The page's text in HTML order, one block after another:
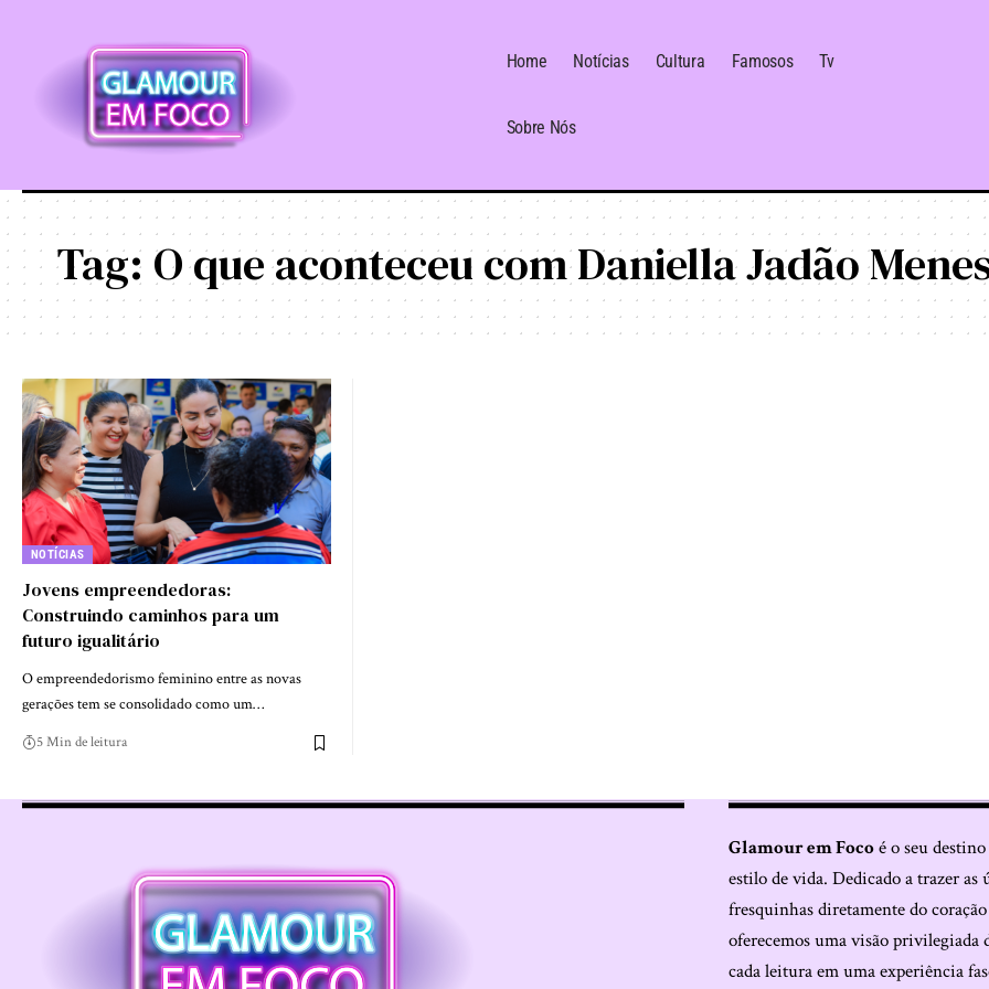
Home Notícias Cultura Famosos Tv
Sobre Nós
Tag: O que aconteceu com Daniella Jadão
NOTÍCIAS
Jovens empreendedoras:
Construindo caminhos para um
futuro igualitário
O empreendedorismo feminino entre as novas
gerações tem se consolidado como um…
5 Min de leitura
Glamour em Focoé o seu
estilo de vida. Dedicado a trazer
fresquinhas diretamente do
oferecemos uma visão privilegiada
cada leitura em uma experiência